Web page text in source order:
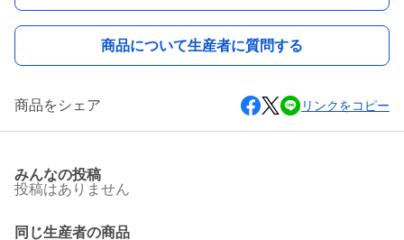
商品について生産者に質問する
商品をシェア リンクをコピー
みんなの投稿
投稿はありません
同じ生産者の商品